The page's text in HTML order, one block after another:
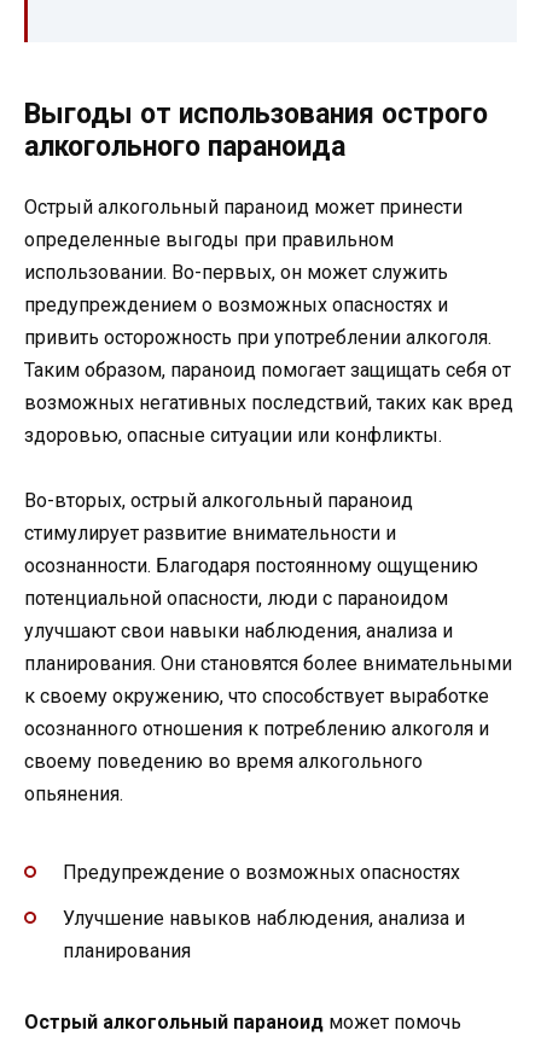
Выгоды от использования острого
алкогольного параноида
Острый алкогольный параноид может принести
определенные выгоды при правильном
использовании. Во-первых, он может служить
предупреждением о возможных опасностях и
привить осторожность при употреблении алкоголя.
Таким образом, параноид помогает защищать себя от
возможных негативных последствий, таких как вред
здоровью, опасные ситуации или конфликты.
Во-вторых, острый алкогольный параноид
стимулирует развитие внимательности и
осознанности. Благодаря постоянному ощущению
потенциальной опасности, люди с параноидом
улучшают свои навыки наблюдения, анализа и
планирования. Они становятся более внимательными
к своему окружению, что способствует выработке
осознанного отношения к потреблению алкоголя и
своему поведению во время алкогольного
опьянения.
Предупреждение о возможных опасностях
Улучшение навыков наблюдения, анализа и
планирования
Острый алкогольный параноид может помочь